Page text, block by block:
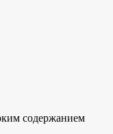
содержанием